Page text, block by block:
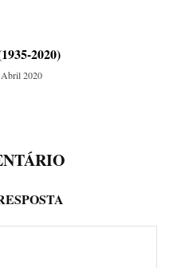
2020)
2020